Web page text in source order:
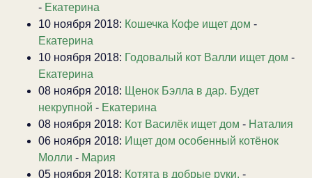
- Екатерина
10 ноября 2018: Кошечка Кофе ищет дом -
Екатерина
10 ноября 2018: Годовалый кот Валли ищет дом -
Екатерина
08 ноября 2018: Щенок Бэлла в дар. Будет
некрупной - Екатерина
08 ноября 2018: Кот Василёк ищет дом - Наталия
06 ноября 2018: Ищет дом особенный котёнок
Молли - Мария
05 ноября 2018: Котята в добрые руки. -